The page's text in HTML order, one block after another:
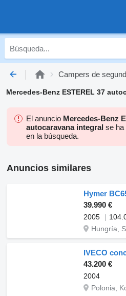
Campers de
Mercedes-Benz ESTEREL 37
El anuncio Mercedes-Benz
autocaravana integral se ha
en la búsqueda.
Anuncios similares
Hymer
39.990 €
2005
Hungría,
IVECO
43.200 €
2004
Polonia,